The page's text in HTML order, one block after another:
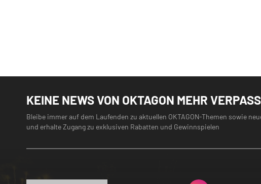
KEINE NEWS VON OKTAGON MEHR
Bleibe immer auf dem Laufenden zu aktuellen OKTAGON-Themen sowie
und erhalte Zugang zu exklusiven Rabatten und Gewinnspielen